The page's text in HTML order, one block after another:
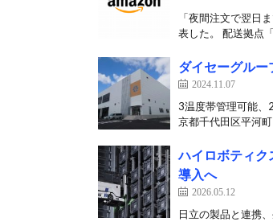
「夜間注文で翌日
表した。 配送拠点
ダイセーグル
2024.11.07
3温度帯管理可能、
京都千代田区平河
ハイロボティク
導入へ
2026.05.12
日立の製品と連携